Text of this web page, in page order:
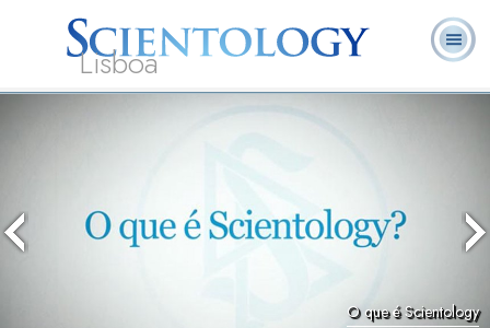
Lisboa
Voluntários
O que é Scientology